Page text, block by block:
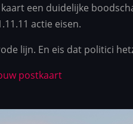
een duidelijke
actie eisen.
lijn. En eis dat politici
postkaart